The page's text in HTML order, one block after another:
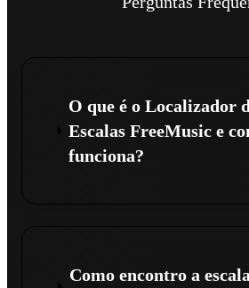
O que é o Localizador
Escalas FreeMusic e
funciona?
Como encontro a